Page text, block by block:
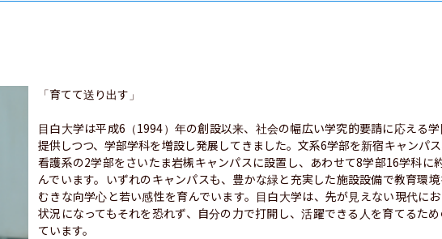
「育てて送り出す」
目白大学は平成6（1994）年の創設以来、社会の幅広い学究的要請に応える
提供しつつ、学部学科を増設し発展してきました。文系6学部を新宿キャンパス
看護系の2学部をさいたま岩槻キャンパスに設置し、あわせて8学部16学科に
んでいます。いずれのキャンパスも、豊かな緑と充実した施設設備で教育環
むきな向学心と若い感性を育んでいます。目白大学は、先が見えない現代に
状況になってもそれを恐れず、自分の力で打開し、活躍できる人を育てるた
ています。